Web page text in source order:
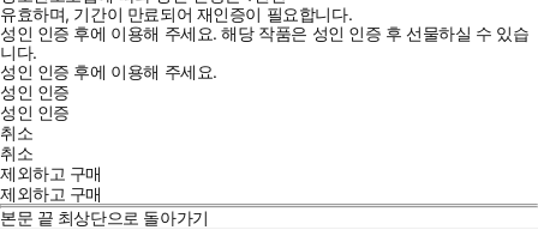
유효하며, 기간이 만료되어 재인증이 필요합니다.
성인 인증 후에 이용해 주세요.해당 작품은 성인 인증 후 선물하실 수 있습
니다.
성인 인증 후에 이용해 주세요.
성인 인증
성인 인증
취소
취소
제외하고 구매
제외하고 구매
본문 끝 최상단으로 돌아가기